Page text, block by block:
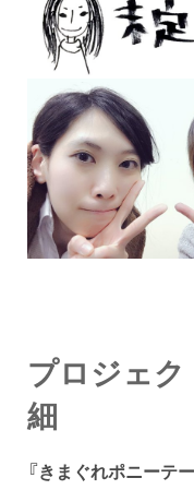
プロジェ
細
『きまぐれポニーテ